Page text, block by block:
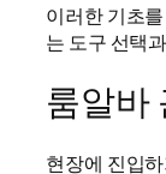
이러한 기초
는 도구 선택
룸알바
현장에 진입